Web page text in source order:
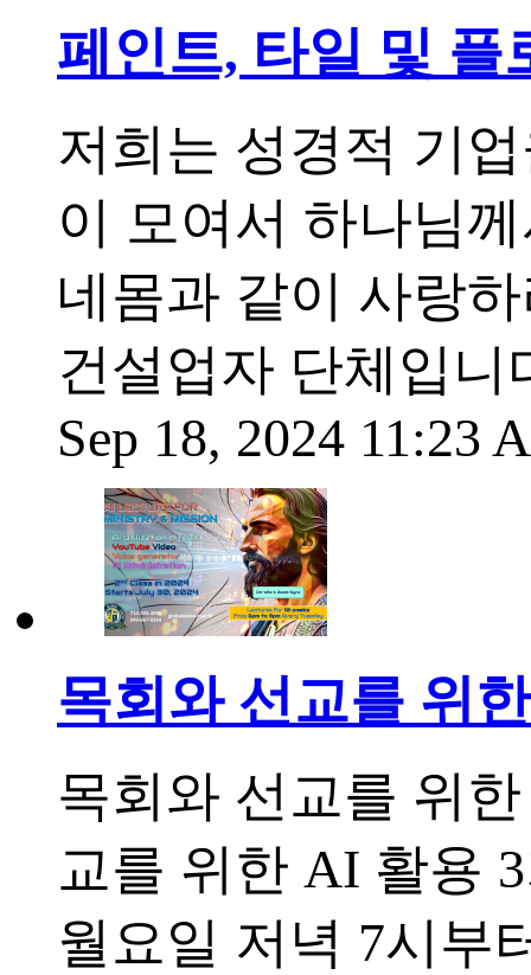
페인트, 타일 및 플
저희는 성경적 기
이 모여서 하나님
네몸과 같이 사랑
건설업자 단체입니
Sep 18, 2024 11:23
목회와 선교를 위
목회와 선교를 위
교를 위한 AI 활용
월요일 저녁 7시부